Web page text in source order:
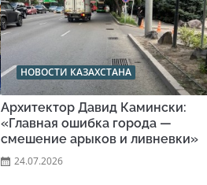
НОВОСТИ КАЗАХСТАНА
Архитектор Давид Камински:
«Главная ошибка города —
смешение арыков и ливневки»
24.07.2026